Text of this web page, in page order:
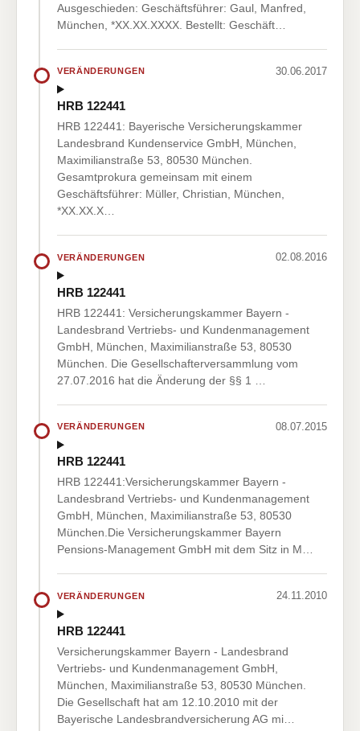
Ausgeschieden: Geschäftsführer: Gaul, Manfred,
München, *XX.XX.XXXX. Bestellt: Geschäft…
VERÄNDERUNGEN 30.06.2017
HRB 122441
HRB 122441: Bayerische Versicherungskammer
Landesbrand Kundenservice GmbH, München,
Maximilianstraße 53, 80530 München.
Gesamtprokura gemeinsam mit einem
Geschäftsführer: Müller, Christian, München,
*XX.XX.X…
VERÄNDERUNGEN 02.08.2016
HRB 122441
HRB 122441: Versicherungskammer Bayern -
Landesbrand Vertriebs- und Kundenmanagement
GmbH, München, Maximilianstraße 53, 80530
München. Die Gesellschafterversammlung vom
27.07.2016 hat die Änderung der §§ 1 …
VERÄNDERUNGEN 08.07.2015
HRB 122441
HRB 122441:Versicherungskammer Bayern -
Landesbrand Vertriebs- und Kundenmanagement
GmbH, München, Maximilianstraße 53, 80530
München.Die Versicherungskammer Bayern
Pensions-Management GmbH mit dem Sitz in M…
VERÄNDERUNGEN 24.11.2010
HRB 122441
Versicherungskammer Bayern - Landesbrand
Vertriebs- und Kundenmanagement GmbH,
München, Maximilianstraße 53, 80530 München.
Die Gesellschaft hat am 12.10.2010 mit der
Bayerische Landesbrandversicherung AG mi…